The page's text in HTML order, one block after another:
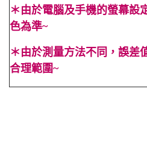
＊ 由於電腦及手機的螢幕設
色為準~
＊ 由於測量方法不同，誤差
合理範圍~